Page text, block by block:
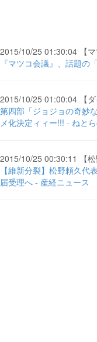
2015/10/25 01:30:04 【マ
『マツコ会議』、話題の
2015/10/25 01:00:04 【ダ
第四部「ジョジョの奇妙
メ化決定ィィー!!! - ねと
2015/10/25 00:30:11 【松
【維新分裂】松野頼久
届受理へ - 産経ニュース